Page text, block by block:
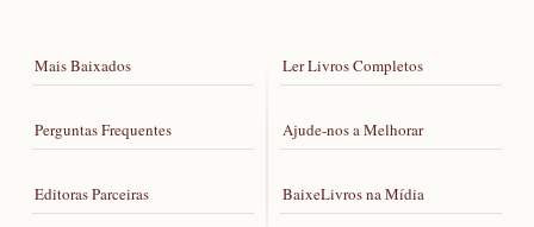
Mais Baixados
Perguntas Frequentes
Editoras Parceiras
Ler Livros Completos
Ajude-nos a Melhorar
BaixeLivros na Mídia